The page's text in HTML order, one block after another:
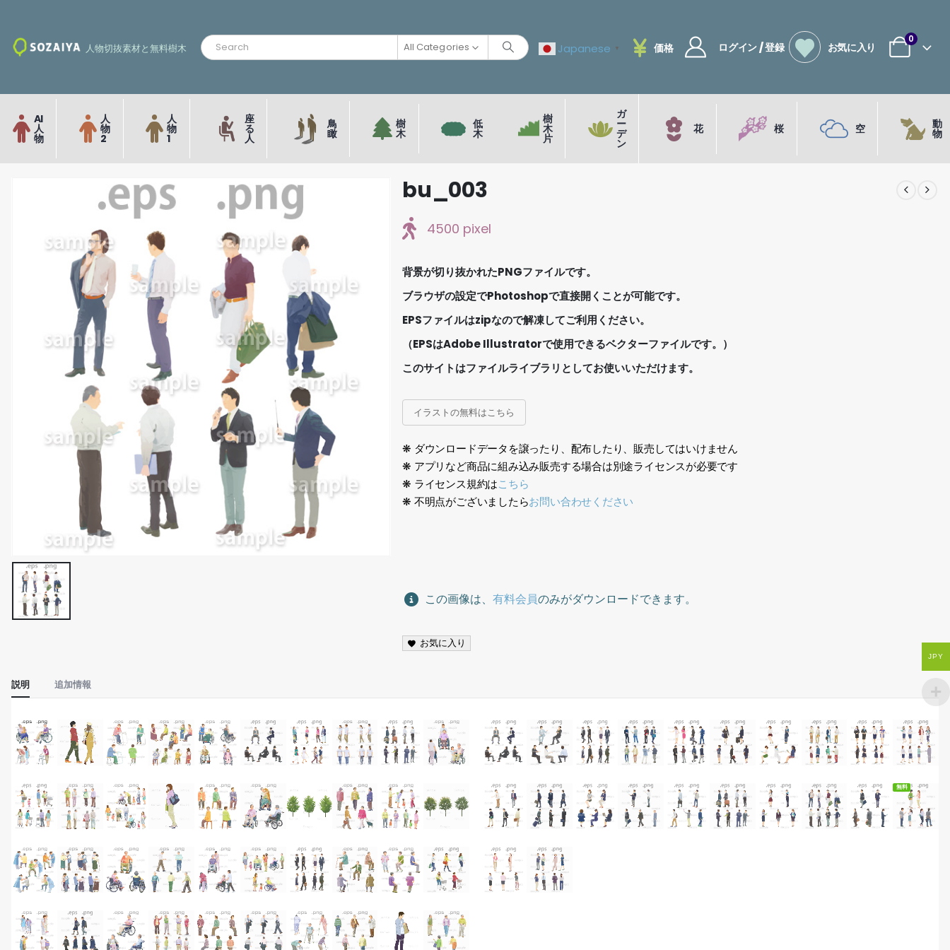
人物切抜素材と無料樹木 All Categories Japanese ▼ 価格 ログイン / 登録 お気に入り
0
AI
人
物
人
物
2
人
物
1
座
る
人
鳥
瞰
樹
木
低
木
樹
木
片
ガ
ー
デ
ン
花 桜 空 動
物
bu_003
4500 pixel
背景が切り抜かれたPNGファイルです。
ブラウザの設定でPhotoshopで直接開くことが可能です。
EPSファイルはzipなので解凍してご利用ください。
（EPSはAdobe Illustratorで使用できるベクターファイルです。）
このサイトはファイルライブラリとしてお使いいただけます。
イラストの無料はこちら
❋ ダウンロードデータを譲ったり、配布したり、販売してはいけません
❋ アプリなど商品に組み込み販売する場合は別途ライセンスが必要です
❋ ライセンス規約はこちら
❋ 不明点がございましたらお問い合わせください
この画像は、有料会員のみがダウンロードできます。
お気に入り
説明 追加情報
無料
無料ダウン
JPY